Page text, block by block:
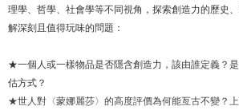
理學、哲學、社會學等不同視角，探索創造力的歷史
解深刻且值得玩味的問題：
★一個人或一樣物品是否隱含創造力，該由誰定義？
估方式？
★世人對〈蒙娜麗莎〉的高度評價為何能亙古不變？